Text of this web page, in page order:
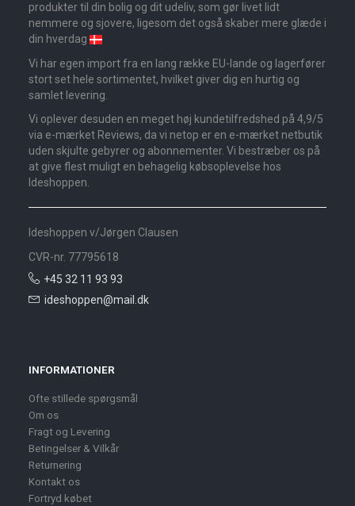
produkter til din bolig og dit udeliv, som gør livet lidt
nemmere og sjovere, ligesom det også skaber mere glæde i
din hverdag
Vi har egen import fra en lang række EU-lande og lagerfører
stort set hele sortimentet, hvilket giver dig en hurtig og
samlet levering.
Vi oplever desuden en meget høj kundetilfredshed på 4,9/5
via e-mærket Reviews, da vi netop er en e-mærket netbutik
uden skjulte gebyrer og abonnementer. Vi bestræber os på
at give flest muligt en behagelig købsoplevelse hos
Ideshoppen.
Ideshoppen v/Jørgen Clausen
CVR-nr. 77795618
+45 32 11 93 93
ideshoppen@mail.dk
INFORMATIONER
Ofte stillede spørgsmål
Om os
Fragt og Levering
Betingelser & Vilkår
Returnering
Kontakt os
Fortryd købet